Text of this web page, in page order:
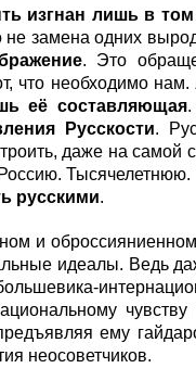
изгнан лишь в том
не замена одних
. Это
что необходимо нам.
её составляющая.
Русскости.
даже на самой
русскими.
и
идеалы. Ведь
чувству
ему
неосоветчиков.